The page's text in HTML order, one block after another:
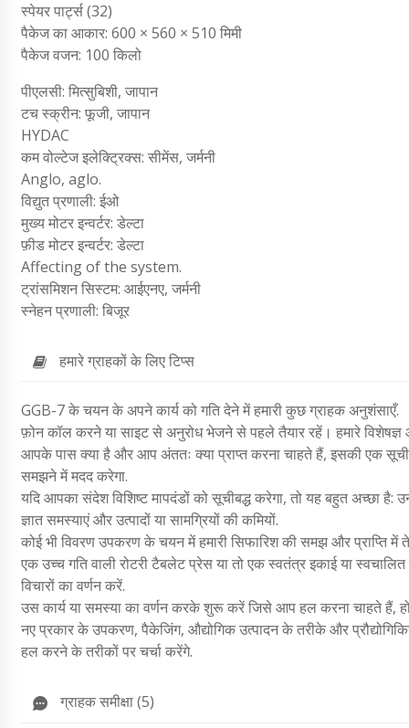
स्पेयर पार्ट्स (32)
पैकेज का आकार: 600 × 560 × 510 मिमी
पैकेज वजन: 100 किलो
पीएलसी: मित्सुबिशी, जापान
टच स्क्रीन: फूजी, जापान
HYDAC
कम वोल्टेज इलेक्ट्रिक्स: सीमेंस, जर्मनी
Anglo, aglo.
विद्युत प्रणाली: ईओ
मुख्य मोटर इन्वर्टर: डेल्टा
फ़ीड मोटर इन्वर्टर: डेल्टा
Affecting of the system.
ट्रांसमिशन सिस्टम: आईएनए, जर्मनी
स्नेहन प्रणाली: बिजूर
हमारे ग्राहकों के लिए टिप्स
GGB-7 के चयन के अपने कार्य को गति देने में हमारी कुछ ग्राहक अनुशंसाएँ.
फ़ोन कॉल करने या साइट से अनुरोध भेजने से पहले तैयार रहें। हमारे
आपके पास क्या है और आप अंततः क्या प्राप्त करना चाहते हैं, इसकी एक
समझने में मदद करेगा.
यदि आपका संदेश विशिष्ट मापदंडों को सूचीबद्ध करेगा, तो यह बहुत अच्छा
ज्ञात समस्याएं और उत्पादों या सामग्रियों की कमियों.
कोई भी विवरण उपकरण के चयन में हमारी सिफारिश की समझ और प्राप्ति में
एक उच्च गति वाली रोटरी टैबलेट प्रेस या तो एक स्वतंत्र इकाई या
विचारों का वर्णन करें.
उस कार्य या समस्या का वर्णन करके शुरू करें जिसे आप हल करना चाहते हैं,
नए प्रकार के उपकरण, पैकेजिंग, औद्योगिक उत्पादन के तरीके और
हल करने के तरीकों पर चर्चा करेंगे.
ग्राहक समीक्षा (5)